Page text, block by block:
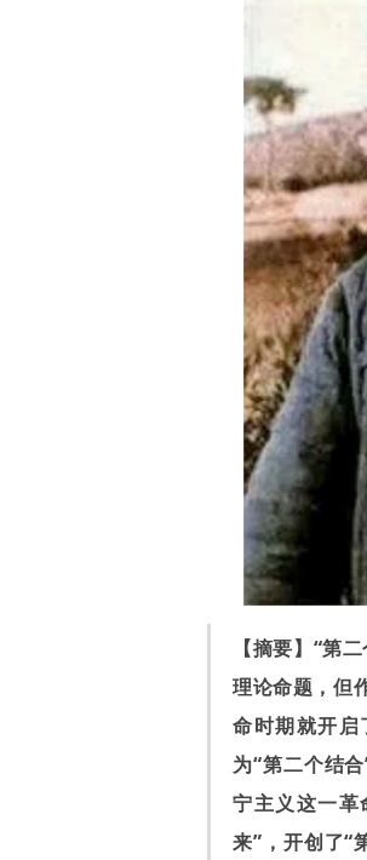
【摘要】“第
理论命题，但
命时期就开启
为“第二个结
宁主义这一革
来”，开创了“